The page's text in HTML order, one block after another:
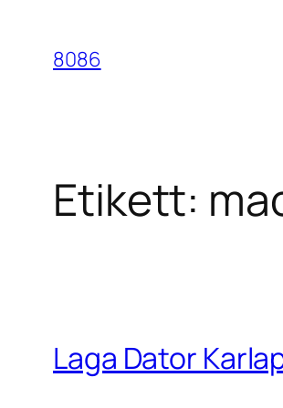
innehåll
8086
Etikett:
Laga Dator